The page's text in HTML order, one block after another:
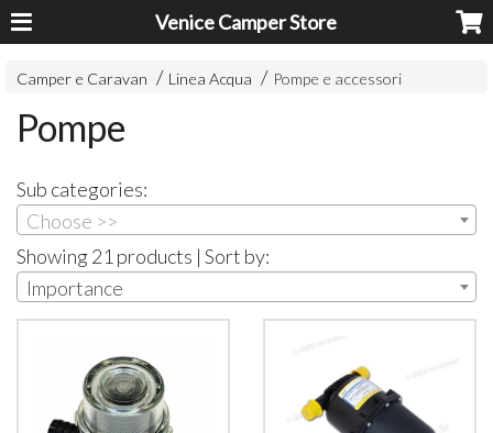
Venice Camper Store
Camper e Caravan Linea Acqua Pompe e accessori
Pompe
Sub categories:
Choose >>
Showing 21 products | Sort by:
Importance